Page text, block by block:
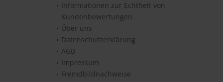
Informationen zur Echtheit von
Kundenbewertungen
Über uns
Datenschutzerklärung
AGB
Impressum
Fremdbildnachweise